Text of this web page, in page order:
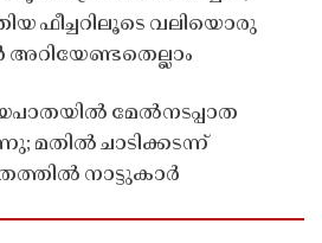
ഫീച്ചറിലൂടെ വലിയൊരു
മേൽനടപ്പാത
ചാടിക്കടന്ന്
നാട്ടുകാർ